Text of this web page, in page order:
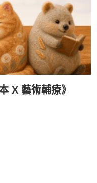
X 藝術輔療》